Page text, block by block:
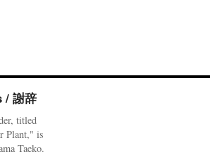
/ 謝辞
titled
Plant," is
Taeko.